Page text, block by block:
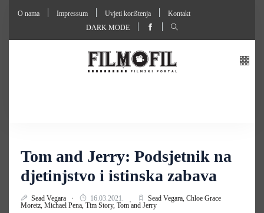
O nama Impressum Uvjeti korištenja
Kontakt
DARK MODE
Tom and Jerry: Podsjetnik na
djetinjstvo i istinska zabava
Sead Vegara 16.03.2021. Sead Vegara, Chloe Grace
Moretz, Michael Pena, Tim Story, Tom and Jerry